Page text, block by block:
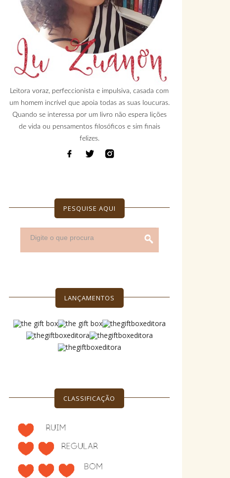
Leitora voraz, perfeccionista e impulsiva, casada com
um homem incrível que apoia todas as suas loucuras.
Quando se interessa por um livro não espera lições
de vida ou pensamentos filosóficos e sim finais
felizes.
PESQUISE AQUI
LANÇAMENTOS
CLASSIFICAÇÃO